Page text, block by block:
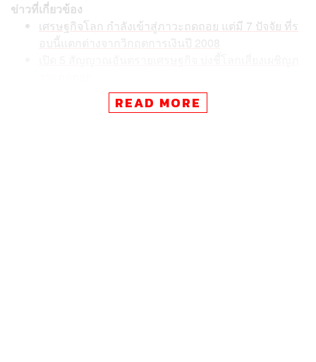
ข่าวที่เกี่ยวข้อง
เศรษฐกิจโลก กำลังเข้าสู่ภาวะถดถอย แต่มี 7 ปัจจัย ที่ร
อบนี้แตกต่างจากวิกฤตการเงินปี 2008
นักเศรษฐศาสตร์ฟันธง เงินเฟ้อ ทั่วโลกผ่านจุดพีค แต่จะ
ไม่กลับไปต่ำเท่ากับช่วงก่อนโควิด
READ MORE